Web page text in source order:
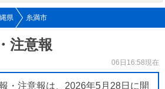
県 糸満市
注意報
06日16:58現在
・注意報は、2026年5月28日に開